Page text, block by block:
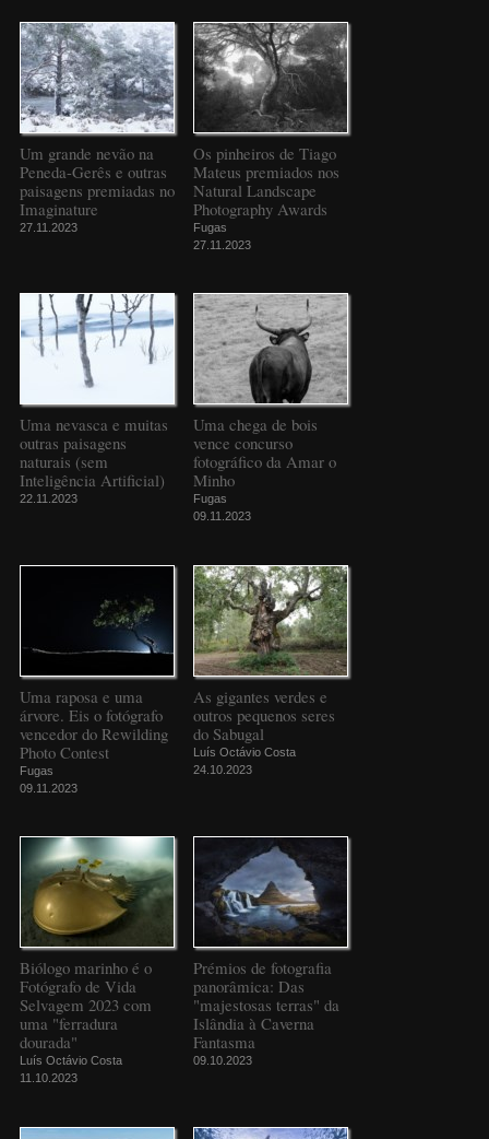
Um grande nevão na
Peneda-Gerês e outras
paisagens premiadas no
Imaginature
27.11.2023
Os pinheiros de Tiago
Mateus premiados nos
Natural Landscape
Photography Awards
Fugas
27.11.2023
Uma nevasca e muitas
outras paisagens
naturais (sem
Inteligência Artificial)
22.11.2023
Uma chega de bois
vence concurso
fotográfico da Amar o
Minho
Fugas
09.11.2023
Uma raposa e uma
árvore. Eis o fotógrafo
vencedor do Rewilding
Photo Contest
Fugas
09.11.2023
As gigantes verdes e
outros pequenos seres
do Sabugal
Luís Octávio Costa
24.10.2023
Biólogo marinho é o
Fotógrafo de Vida
Selvagem 2023 com
uma "ferradura
dourada"
Luís Octávio Costa
11.10.2023
Prémios de fotografia
panorâmica: Das
"majestosas terras" da
Islândia à Caverna
Fantasma
09.10.2023